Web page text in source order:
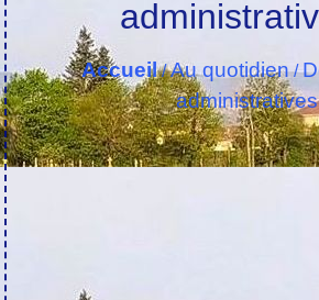
Accueil/Au quotidien/
administratives